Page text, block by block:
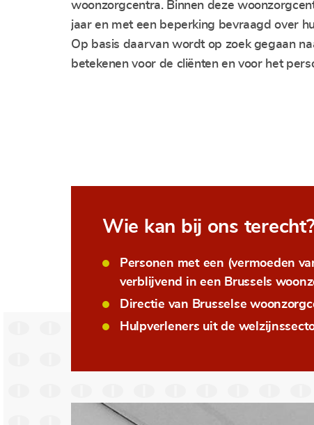
woonzorgcentra. Binnen deze
jaar en met een beperking bevraagd over
Op basis daarvan wordt op zoek gegaan
betekenen voor de cliënten en voor het
Wie kan bij ons
Personen met een (vermoeden
verblijvend in een Brussels
Directie van Brusselse
Hulpverleners uit de